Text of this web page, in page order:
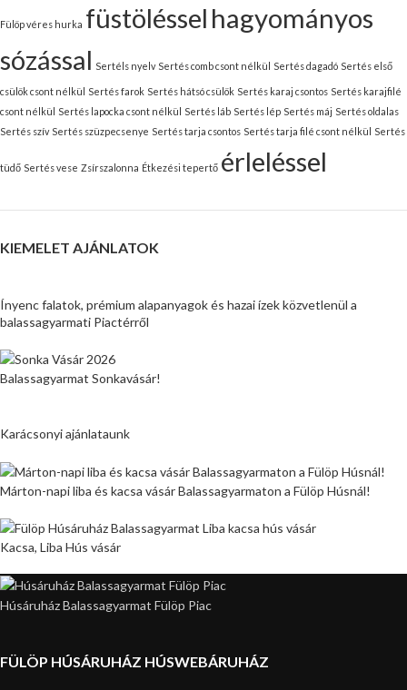
Fülöp véres hurka füstöléssel hagyományos
sózással Sertéls nyelv Sertés comb csont nélkül Sertés dagadó Sertés első
csülök csont nélkül Sertés farok Sertés hátsó csülök Sertés karaj csontos Sertés karajfilé
csont nélkül Sertés lapocka csont nélkül Sertés láb Sertés lép Sertés máj Sertés oldalas
Sertés szív Sertés szüzpecsenye Sertés tarja csontos Sertés tarja filé csont nélkül Sertés
tüdő Sertés vese Zsírszalonna Étkezési tepertő érleléssel
KIEMELET AJÁNLATOK
Ínyenc falatok, prémium alapanyagok és hazai ízek közvetlenül a
balassagyarmati Piactérről
Balassagyarmat Sonkavásár!
Karácsonyi ajánlataunk
Márton-napi liba és kacsa vásár Balassagyarmaton a Fülöp Húsnál!
Kacsa, Liba Hús vásár
Húsáruház Balassagyarmat Fülöp Piac
FÜLÖP HÚSÁRUHÁZ HÚSWEBÁRUHÁZ